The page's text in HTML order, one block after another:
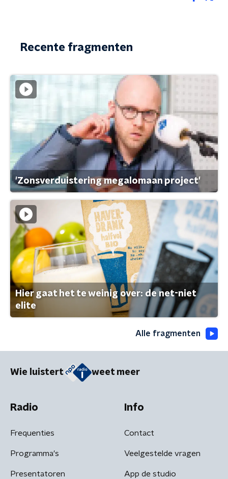
Recente fragmenten
'Zonsverduistering megalomaan project'
Hier gaat het te weinig over: de net-niet
elite
Alle fragmenten
Wie luistert weet meer
Radio
Frequenties
Programma's
Presentatoren
Info
Contact
Veelgestelde vragen
App de studio